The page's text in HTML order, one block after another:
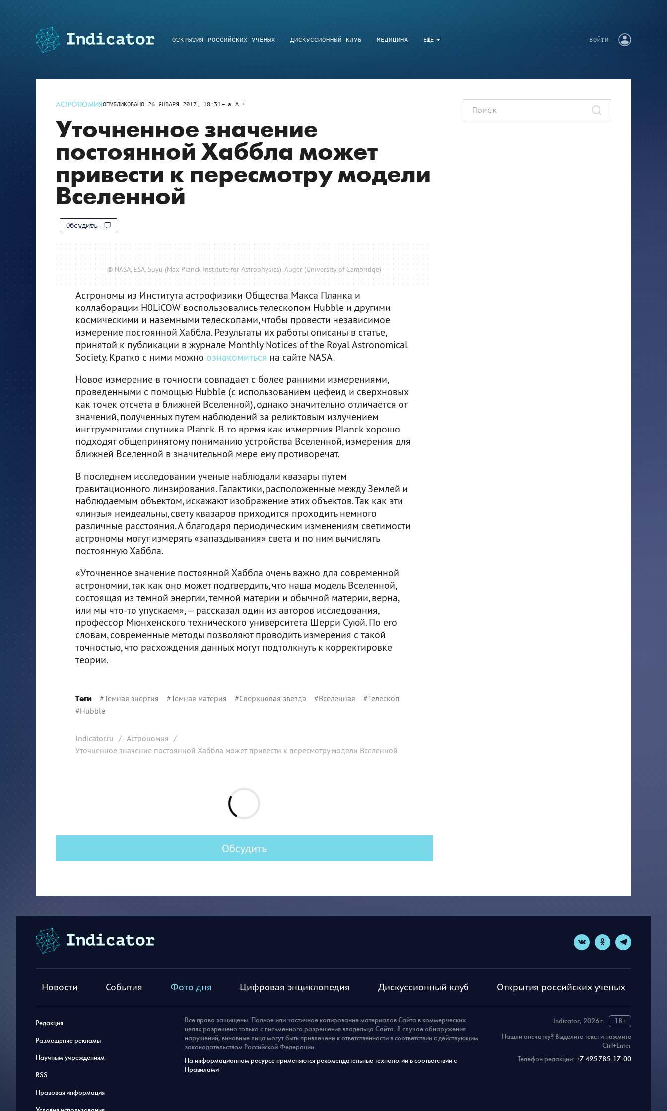
ЕЩЁ
ОТКРЫТИЯ РОССИЙСКИХ УЧЕНЫХ ДИСКУССИОННЫЙ КЛУБ МЕДИЦИНА ВОЙТИ
АСТРОНОМИЯОПУБЛИКОВАНО 26 ЯНВАРЯ 2017, 18:31 a A
Уточненное значение
постоянной Хаббла может
привести к пересмотру модели
Вселенной
Обсудить
© NASA, ESA, Suyu (Max Planck Institute for Astrophysics), Auger (University of Cambridge)
Астрономы из Института астрофизики Общества Макса Планка и
коллаборации H0LiCOW воспользовались телескопом Hubble и другими
космическими и наземными телескопами, чтобы провести независимое
измерение постоянной Хаббла. Результаты их работы описаны в статье,
принятой к публикации в журнале Monthly Notices of the Royal Astronomical
Society. Кратко с ними можно ознакомиться на сайте NASA.
Новое измерение в точности совпадает с более ранними измерениями,
проведенными с помощью Hubble (с использованием цефеид и сверхновых
как точек отсчета в ближней Вселенной), однако значительно отличается от
значений, полученных путем наблюдений за реликтовым излучением
инструментами спутника Planck. В то время как измерения Planck хорошо
подходят общепринятому пониманию устройства Вселенной, измерения для
ближней Вселенной в значительной мере ему противоречат.
В последнем исследовании ученые наблюдали квазары путем
гравитационного линзирования. Галактики, расположенные между Землей и
наблюдаемым объектом, искажают изображение этих объектов. Так как эти
«линзы» неидеальны, свету квазаров приходится проходить немного
различные расстояния. А благодаря периодическим изменениям светимости
астрономы могут измерять «запаздывания» света и по ним вычислять
постоянную Хаббла.
«Уточненное значение постоянной Хаббла очень важно для современной
астрономии, так как оно может подтвердить, что наша модель Вселенной,
состоящая из темной энергии, темной материи и обычной материи, верна,
или мы что-то упускаем», — рассказал один из авторов исследования,
профессор Мюнхенского технического университета Шерри Суюй. По его
словам, современные методы позволяют проводить измерения с такой
точностью, что расхождения данных могут подтолкнуть к корректировке
теории.
Теги #Темная энергия #Темная материя #Сверхновая звезда #Вселенная #Телескоп
#Hubble
Indicator.ru / Астрономия /
Уточненное значение постоянной Хаббла может привести к пересмотру модели Вселенной
Обсудить
Новости События Фото дня Цифровая энциклопедия Дискуссионный клуб Открытия российских ученых
Редакция
Размещение рекламы
Научным учреждениям
RSS
Правовая информация
Indicator, 2026 г.
18+
Нашли опечатку? Выделите текст и нажмите
Ctrl+Enter
Телефон редакции: +7 495 785-17-00
Все права защищены. Полное или частичное копирование материалов Сайта в коммерческих
целях разрешено только с письменного разрешения владельца Сайта. В случае обнаружения
нарушений, виновные лица могут быть привлечены к ответственности в соответствии с действующим
законодательством Российской Федерации.
На информационном ресурсе применяются рекомендательные технологии в соответствии с
Правилами